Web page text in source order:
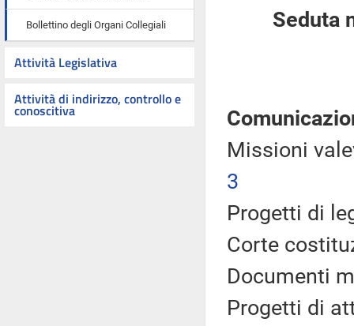
Bollettino degli Organi Collegiali
Attività Legislativa
Attività di indirizzo, controllo e
conoscitiva
Seduta
Missioni
3
Progetti di
Corte
Documenti
Progetti di